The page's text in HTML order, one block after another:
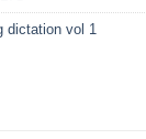
dictation vol 1